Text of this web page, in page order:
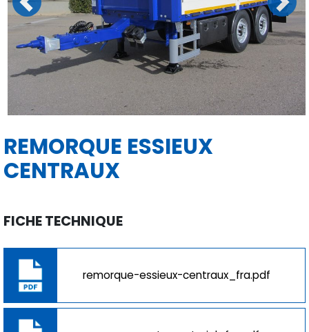
Previous Next
REMORQUE ESSIEUX
CENTRAUX
FICHE TECHNIQUE
remorque-essieux-centraux_fra.pdf